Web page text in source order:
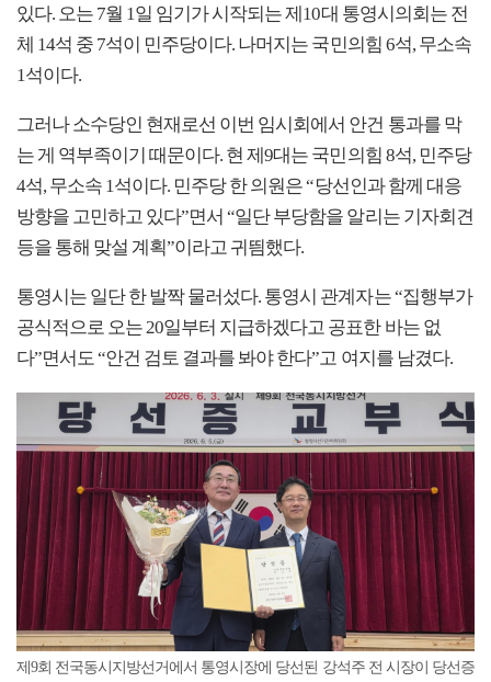
있다. 오는 7월 1일 임기가 시작되는 제10대 통영시의회는 전
체 14석 중 7석이 민주당이다. 나머지는 국민의힘 6석, 무소속
1석이다.
그러나 소수당인 현재로선 이번 임시회에서 안건 통과를 막
는 게 역부족이기 때문이다. 현 제9대는 국민의힘 8석, 민주당
4석, 무소속 1석이다. 민주당 한 의원은 “당선인과 함께 대응
방향을 고민하고 있다”면서 “일단 부당함을 알리는 기자회견
등을 통해 맞설 계획”이라고 귀띔했다.
통영시는 일단 한 발짝 물러섰다. 통영시 관계자는 “집행부가
공식적으로 오는 20일부터 지급하겠다고 공표한 바는 없
다”면서도 “안건 검토 결과를 봐야 한다”고 여지를 남겼다.
제9회 전국동시지방선거에서 통영시장에 당선된 강석주 전 시장이 당선증